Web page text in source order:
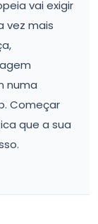
vai exigir
vez mais
numa
Começar
que a sua